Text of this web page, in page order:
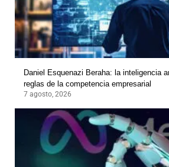
Daniel Esquenazi Beraha: la inteligencia
reglas de la competencia empresarial
7 agosto, 2026